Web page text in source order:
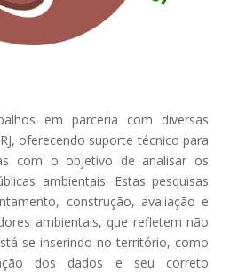
em parceria com diversas
oferecendo suporte técnico para
com o objetivo de analisar os
ambientais. Estas pesquisas
construção, avaliação e
ambientais, que refletem não
se inserindo no território, como
dos dados e seu correto